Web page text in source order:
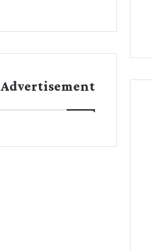
Advertisement